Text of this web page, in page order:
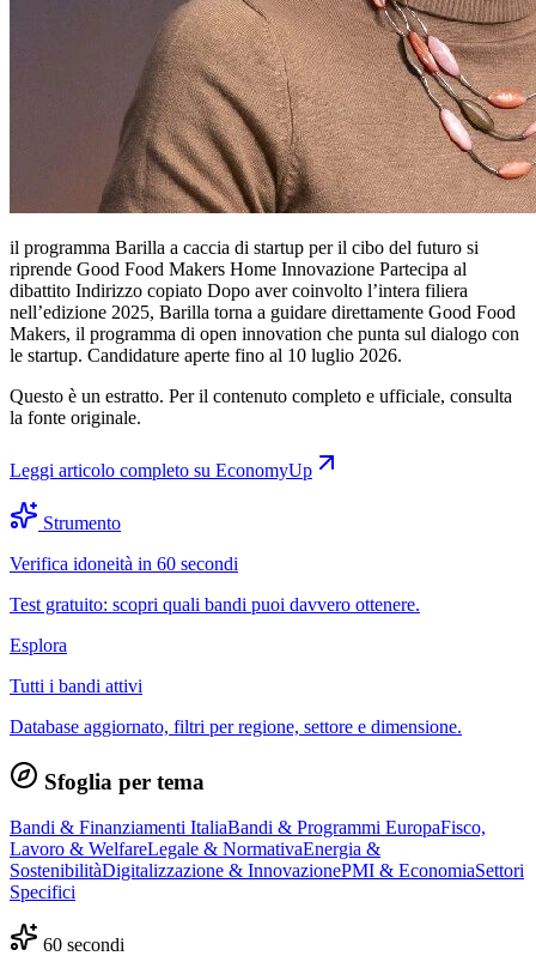
il programma Barilla a caccia di startup per il cibo del futuro si
riprende Good Food Makers Home Innovazione Partecipa al
dibattito Indirizzo copiato Dopo aver coinvolto l’intera filiera
nell’edizione 2025, Barilla torna a guidare direttamente Good Food
Makers, il programma di open innovation che punta sul dialogo con
le startup. Candidature aperte fino al 10 luglio 2026.
Questo è un estratto. Per il contenuto completo e ufficiale, consulta
la fonte originale.
Leggi articolo completo su EconomyUp
Strumento
Verifica idoneità in 60 secondi
Test gratuito: scopri quali bandi puoi davvero ottenere.
Esplora
Tutti i bandi attivi
Database aggiornato, filtri per regione, settore e dimensione.
Sfoglia per tema
Bandi & Finanziamenti ItaliaBandi & Programmi EuropaFisco,
Lavoro & WelfareLegale & NormativaEnergia &
SostenibilitàDigitalizzazione & InnovazionePMI & EconomiaSettori
Specifici
60 secondi